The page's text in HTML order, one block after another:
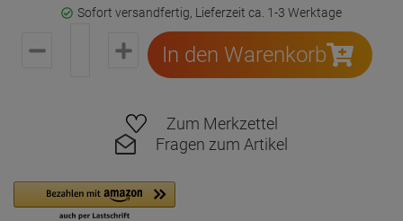
Sofort versandfertig, Lieferzeit ca. 1-3 Werktage
In den Warenkorb
Zum Merkzettel
Fragen zum Artikel